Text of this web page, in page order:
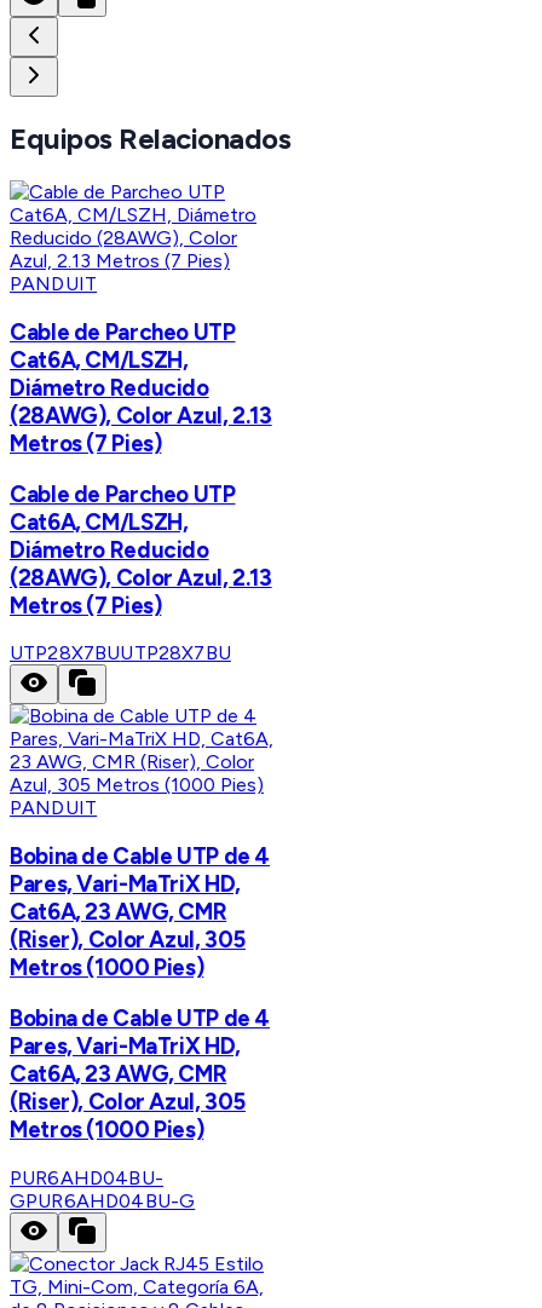
Equipos Relacionados
PANDUIT
Cable de Parcheo UTP
Cat6A, CM/LSZH,
Diámetro Reducido
(28AWG), Color Azul, 2.13
Metros (7 Pies)
Cable de Parcheo UTP
Cat6A, CM/LSZH,
Diámetro Reducido
(28AWG), Color Azul, 2.13
Metros (7 Pies)
UTP28X7BUUTP28X7BU
PANDUIT
Bobina de Cable UTP de 4
Pares, Vari-MaTriX HD,
Cat6A, 23 AWG, CMR
(Riser), Color Azul, 305
Metros (1000 Pies)
Bobina de Cable UTP de 4
Pares, Vari-MaTriX HD,
Cat6A, 23 AWG, CMR
(Riser), Color Azul, 305
Metros (1000 Pies)
PUR6AHD04BU-
GPUR6AHD04BU-G